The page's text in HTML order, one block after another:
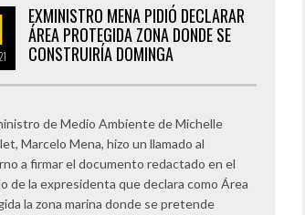
EXMINISTRO MENA PIDIÓ DECLARAR
ÁREA PROTEGIDA ZONA DONDE SE
CONSTRUIRÍA DOMINGA
de Medio Ambiente de Michelle
Marcelo Mena, hizo un llamado al
a firmar el documento redactado en el
de la expresidenta que declara como Área
la zona marina donde se pretende